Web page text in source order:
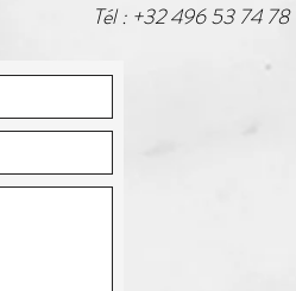
Tél : +32 496 53 74 78